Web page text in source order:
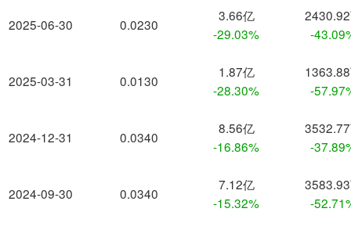
2025-06-30
2025-03-31
2024-12-31
2024-09-30
0.0230
3.66亿
-29.03%
-
0.0130
1.87亿
-28.30%
-
0.0340
8.56亿
-16.86%
-
0.0340
7.12亿
-15.32%
-